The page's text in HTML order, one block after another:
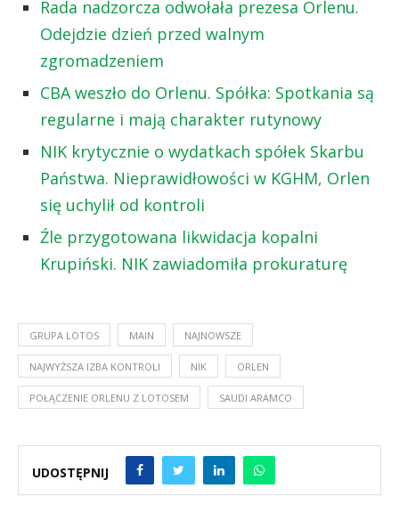
Rada nadzorcza odwołała prezesa Orlenu.
Odejdzie dzień przed walnym
zgromadzeniem
CBA weszło do Orlenu. Spółka: Spotkania są
regularne i mają charakter rutynowy
NIK krytycznie o wydatkach spółek Skarbu
Państwa. Nieprawidłowości w KGHM, Orlen
się uchylił od kontroli
Źle przygotowana likwidacja kopalni
Krupiński. NIK zawiadomiła prokuraturę
GRUPA LOTOS MAIN NAJNOWSZE
NAJWYŻSZA IZBA KONTROLI NIK ORLEN
POŁĄCZENIE ORLENU Z LOTOSEM SAUDI ARAMCO
UDOSTĘPNIJ